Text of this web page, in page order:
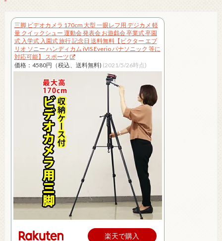
三脚 ビデオカメラ 170cm 大型 一眼レフ用 デジカメ 軽
量 クイックシュー 運動会 発表会 お遊戯会 卒業式 卒園
式 入学式 入園式 旅行 記念日 送料無料【ビクター エブ
リオ ソニー ハンディカム iVIS Everio パナソニック 等に
対応可能】 スポーツ
価格：4580円（税込、送料無料) (2021/5/26時点)
楽天で購入